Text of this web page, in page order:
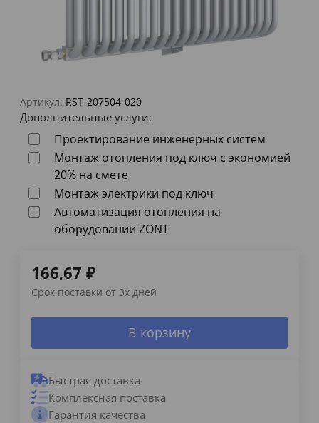
Артикул: RST-207504-020
Дополнительные услуги:
Проектирование инженерных систем
Монтаж отопления под ключ с экономией
20% на смете
Монтаж электрики под ключ
Автоматизация отопления на
оборудовании ZONT
166,67 ₽
Срок поставки от 3х дней
В корзину
Быстрая доставка
Комплексная поставка
Гарантия качества